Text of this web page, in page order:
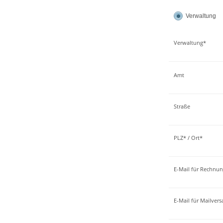
Verwaltung
Verwaltung*
Amt
Straße
PLZ* / Ort*
E-Mail für
E-Mail für